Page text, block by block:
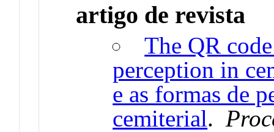
artigo de revista
The QR
perception in
e as formas de
cemiterial.